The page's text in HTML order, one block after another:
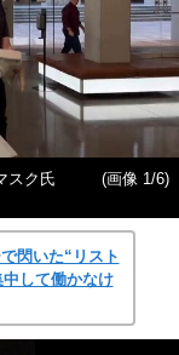
スク氏
(画像 1/6)
閃いた“リスト
して働かなけ